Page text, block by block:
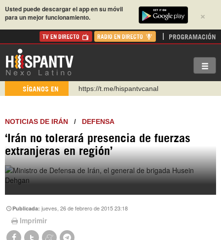
×
Usted puede descargar el app en su móvil
para un mejor funcionamiento.
TV EN DIRECTO RADIO EN DIRECTO PROGRAMACIÓN
SÍGANOS EN
https://t.me/hispantvcanal
WhatsApp y Viber: +98 921 79 29 404
Instagram como: hispan_tv
https://www.facebook.com/Nexolatino.Canal
http://twitter.com/nexo_latino
NOTICIAS DE IRÁN / DEFENSA
‘Irán no tolerará presencia de fuerzas
extranjeras en región’
Publicada:jueves, 26 de febrero de 2015 23:18
Imprimir